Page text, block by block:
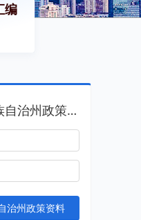
编
一键获取甘南藏族自治州政策资料
治州政策资料